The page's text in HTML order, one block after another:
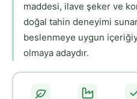
maddesi, ilave şeker ve
doğal tahin deneyimi
beslenmeye uygun
olmaya adaydır.